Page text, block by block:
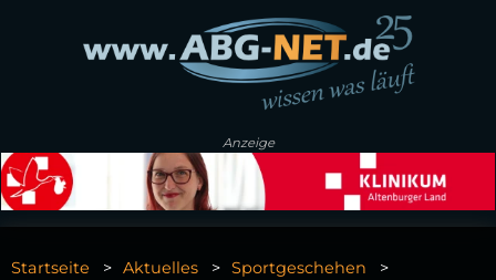
Anzeige
Startseite Aktuelles
Sportgeschehen